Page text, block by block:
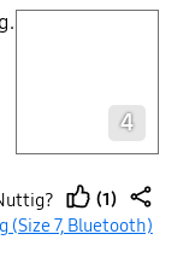
4
thumb
(1)
share
(Size 7, Bluetooth)